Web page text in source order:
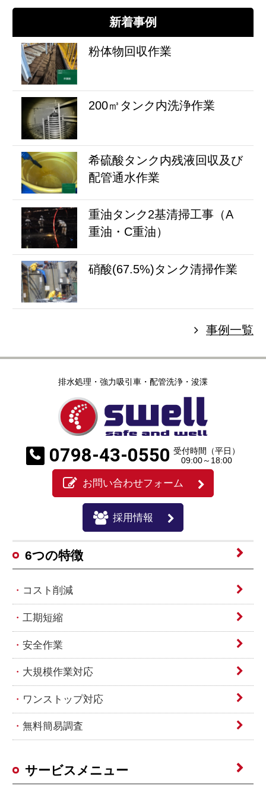
新着事例
粉体物回収作業
200㎥タンク内洗浄作業
希硫酸タンク内残液回収及び
配管通水作業
重油タンク2基清掃工事（A
重油・C重油）
硝酸(67.5%)タンク清掃作業
事例一覧
排水処理・強力吸引車・配管洗浄・浚渫
0798-43-0550 受付時間（平日）
09:00～18:00
お問い合わせフォーム
採用情報
6つの特徴
コスト削減
工期短縮
安全作業
大規模作業対応
ワンストップ対応
無料簡易調査
サービスメニュー